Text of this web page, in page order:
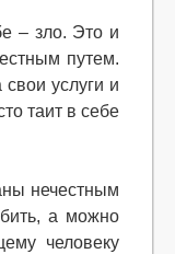
– зло. Это и
путем.
услуги и
таит в себе
нечестным
а можно
человеку